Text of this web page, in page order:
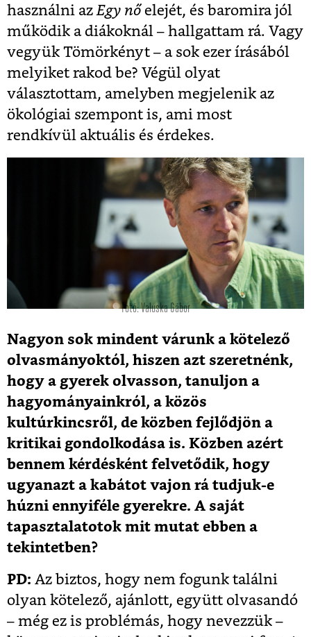
használni az Egy nő elejét, és baromira jól
működik a diákoknál – hallgattam rá. Vagy
vegyük Tömörkényt – a sok ezer írásából
melyiket rakod be? Végül olyat
választottam, amelyben megjelenik az
ökológiai szempont is, ami most
rendkívül aktuális és érdekes.
Fotó: Valuska Gábor
Nagyon sok mindent várunk a kötelező
olvasmányoktól, hiszen azt szeretnénk,
hogy a gyerek olvasson, tanuljon a
hagyományainkról, a közös
kultúrkincsről, de közben fejlődjön a
kritikai gondolkodása is. Közben azért
bennem kérdésként felvetődik, hogy
ugyanazt a kabátot vajon rá tudjuk-e
húzni ennyiféle gyerekre. A saját
tapasztalatotok mit mutat ebben a
tekintetben?
PD: Az biztos, hogy nem fogunk találni
olyan kötelező, ajánlott, együtt olvasandó
– még ez is problémás, hogy nevezzük –